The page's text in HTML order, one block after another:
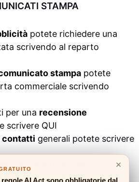
STAMPA
potete richiedere una
scrivendo al reparto
stampa potete
commerciale scrivendo
per una recensione
scrivere QUI
contatti generali potete scrivere
all’interno del
“Copyright 2024” non sono
×
regole AI Act sono obbligatorie dal